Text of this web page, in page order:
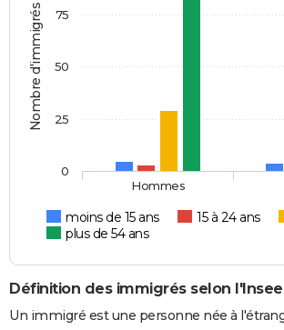
Nombre d'immigrés
moins de 15 ans 15 à 24 ans
plus de 54 ans
Hommes
0
25
50
75
Définition des immigrés selon l'Insee
Un immigré est une personne née à